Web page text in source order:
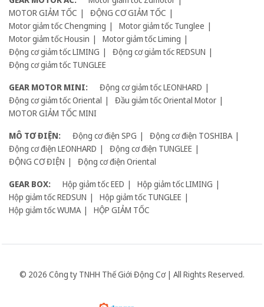
MOTOR GIẢM TỐC
ĐỘNG CƠ GIẢM TỐC
Motor giảm tốc Chengming
Motor giảm tốc Tunglee
Motor giảm tốc Housin
Motor giảm tốc Liming
Động cơ giảm tốc LIMING
Động cơ giảm tốc REDSUN
Động cơ giảm tốc TUNGLEE
GEAR MOTOR MINI:
Động cơ giảm tốc LEONHARD
Động cơ giảm tốc Oriental
Đầu giảm tốc Oriental Motor
MOTOR GIẢM TỐC MINI
MÔ TƠ ĐIỆN:
Động cơ điện SPG
Động cơ điện TOSHIBA
Động cơ điện LEONHARD
Động cơ điện TUNGLEE
ĐỘNG CƠ ĐIỆN
Động cơ điện Oriental
GEAR BOX:
Hộp giảm tốc EED
Hộp giảm tốc LIMING
Hộp giảm tốc REDSUN
Hộp giảm tốc TUNGLEE
Hộp giảm tốc WUMA
HỘP GIẢM TỐC
© 2026 Công ty TNHH Thế Giới Động Cơ | All Rights Reserved.